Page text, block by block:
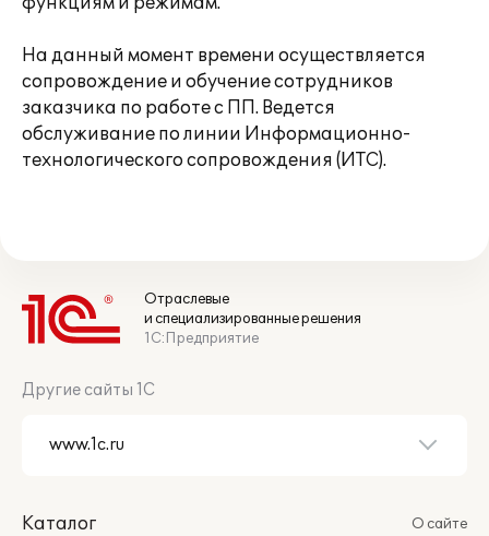
На данный момент времени осуществляется
сопровождение и обучение сотрудников
заказчика по работе с ПП. Ведется
обслуживание по линии Информационно-
технологического сопровождения (ИТС).
Отраслевые
и специализированные решения
1С:Предприятие
Другие сайты 1С
Каталог
О сайте